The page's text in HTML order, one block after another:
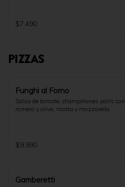
$7.490
PIZZAS
Funghi al Forno
Salsa de tomate, champiñones parís con
romero y oliva, ricotta y mozzarella
$9.990
Gamberetti